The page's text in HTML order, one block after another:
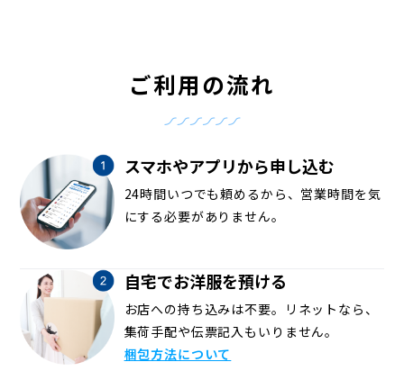
ご利用の流れ
スマホやアプリから申し込む
24時間いつでも頼めるから、営業時間を気
にする必要がありません。
自宅でお洋服を預ける
お店への持ち込みは不要。リネットなら、
集荷手配や伝票記入もいりません。
梱包方法について